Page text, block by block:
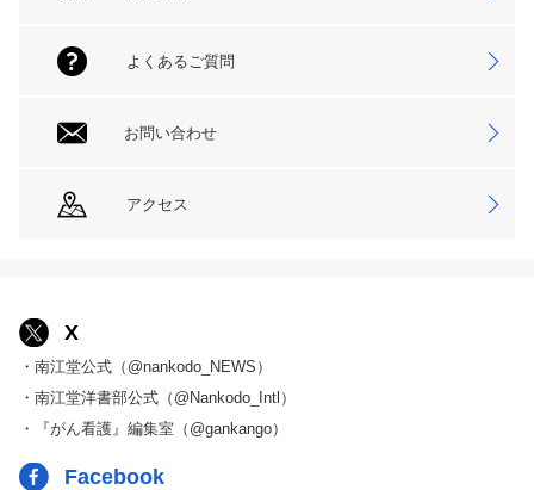
よくあるご質問
お問い合わせ
アクセス
X
・南江堂公式（@nankodo_NEWS）
・南江堂洋書部公式（@Nankodo_Intl）
・『がん看護』編集室（@gankango）
Facebook